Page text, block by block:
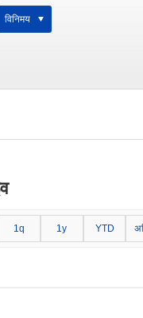
विनिमय
1q 1y YTD